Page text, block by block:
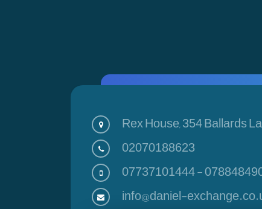
Rex House, 354 Ballards
02070188623
07737101444-
info@daniel-